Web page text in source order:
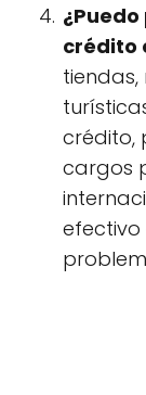
crédito
crédito,
cargos